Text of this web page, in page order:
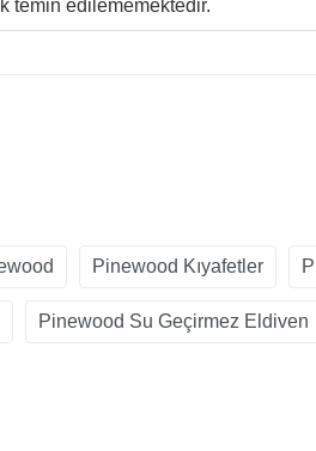
temin edilememektedir.
Pinewood Kıyafetler
Pinewood Su Geçirmez Eldiven